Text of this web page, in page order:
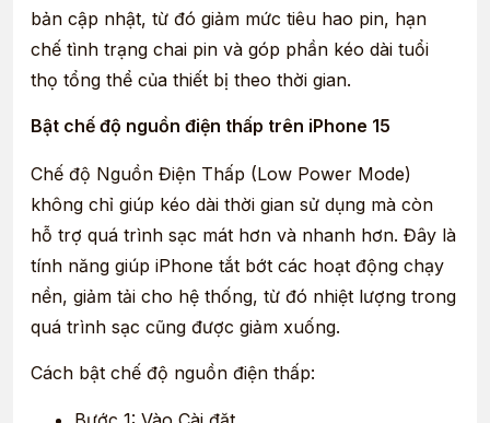
bản cập nhật, từ đó giảm mức tiêu hao pin, hạn
chế tình trạng chai pin và góp phần kéo dài tuổi
thọ tổng thể của thiết bị theo thời gian.
Bật chế độ nguồn điện thấp trên iPhone 15
Chế độ Nguồn Điện Thấp (Low Power Mode)
không chỉ giúp kéo dài thời gian sử dụng mà còn
hỗ trợ quá trình sạc mát hơn và nhanh hơn. Đây là
tính năng giúp iPhone tắt bớt các hoạt động chạy
nền, giảm tải cho hệ thống, từ đó nhiệt lượng trong
quá trình sạc cũng được giảm xuống.
Cách bật chế độ nguồn điện thấp: